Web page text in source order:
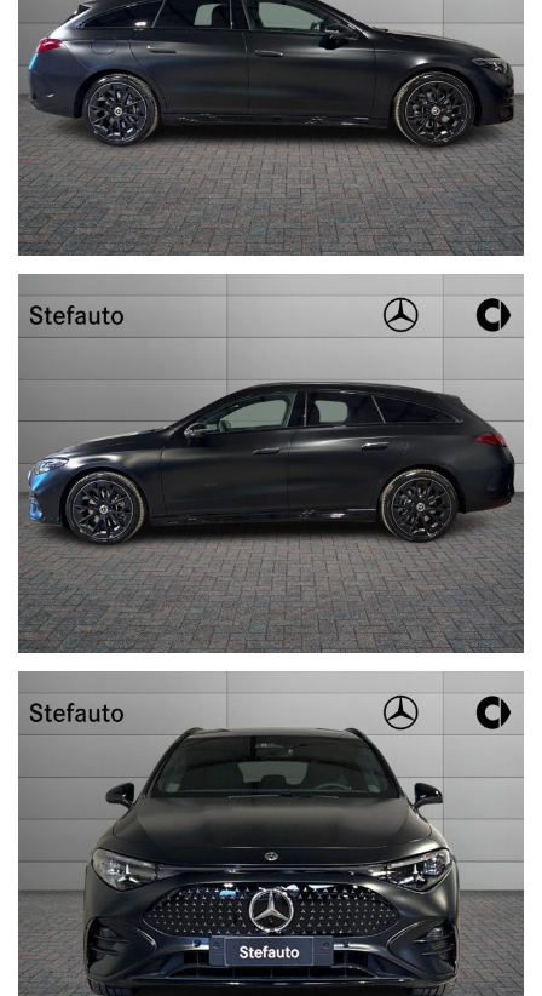
KW/CV e stato della vettura (meglio se con foto allegate).
Con queste informazioni potremo risponderti più velocemente.
N.B: Qualora fossero presenti imprecisioni causate dalla non
uniformità dei dati
pubblicati dai diversi portali, Vi invitiamo a verificare le
caratteristiche dello specifico veicolo.
Stefauto S.p.a. declina ogni responsabilità per eventuali
involontarie incongruenze che non rappresentano in alcun modo
un impegno contrattuale.
STEFAUTO S.P.A.BOLOGNA
Tel. 051244435 - sales@stefauto.it